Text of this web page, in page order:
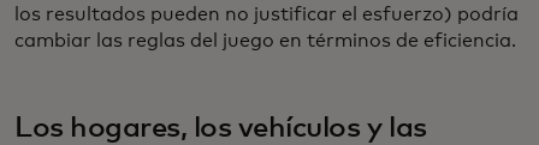
los resultados pueden no justificar el esfuerzo) podría
cambiar las reglas del juego en términos de eficiencia.
Los hogares, los vehículos y las